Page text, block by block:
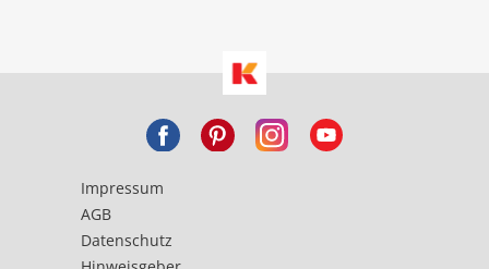
Impressum
AGB
Datenschutz